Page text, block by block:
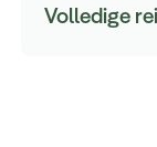
Volledige